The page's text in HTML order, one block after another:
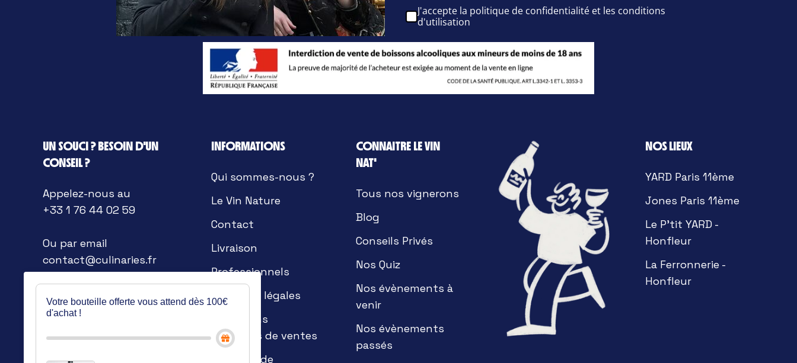
J'accepte la politique de confidentialité et les conditions
d'utilisation
UN SOUCI ? BESOIN D'UN
CONSEIL ?
Appelez-nous au
+33 1 76 44 02 59
Ou par email
contact@culinaries.fr
INFORMATIONS
Qui sommes-nous ?
Le Vin Nature
Contact
Livraison
Professionnels
Mentions légales
Conditions
générales de ventes
Politique de
CONNAITRE LE VIN
NAT'
Tous nos vignerons
Blog
Conseils Privés
Nos Quiz
Nos évènements à
venir
Nos évènements
passés
NOS LIEUX
YARD Paris 11ème
Jones Paris 11ème
Le P'tit YARD -
Honfleur
La Ferronnerie -
Honfleur
Votre bouteille offerte vous attend dès 100€
d'achat !